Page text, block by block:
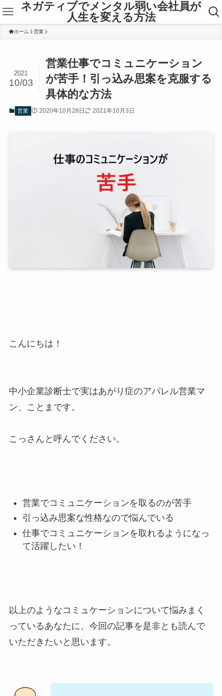
ネガティブでメンタル弱い会社員が
人生を変える方法
ホーム 営業
営業仕事でコミュニケーション
が苦手！引っ込み思案を克服する
具体的な方法
2021
10/03
営業 2020年10月28日 2021年10月3日
こんにちは！
中小企業診断士で実はあがり症のアパレル営業マ
ン、ことまです。
こっさんと呼んでください。
営業でコミュニケーションを取るのが苦手
引っ込み思案な性格なので悩んでいる
仕事でコミュニケーションを取れるようになっ
て活躍したい！
以上のようなコミュケーションについて悩みまく
っているあなたに、今回の記事を是非とも読んで
いただきたいと思います。